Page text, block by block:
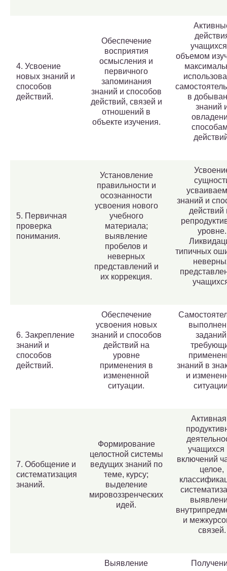
4. Усвоение
новых знаний и
способов
действий.
Обеспечение
восприятия
осмысления и
первичного
запоминания
знаний и способов
действий, связей и
отношений в
объекте изучения.
объемом
в
знаний
5. Первичная
проверка
понимания.
Установление
правильности и
осознанности
усвоения нового
учебного
материала;
выявление
пробелов и
неверных
представлений и
их коррекция.
знаний и
действий
уровне.
типичных
6. Закрепление
знаний и
способов
действий.
Обеспечение
усвоения новых
знаний и способов
действий на
уровне
применения в
измененной
ситуации.
знаний в
и
7. Обобщение и
систематизация
знаний.
Формирование
целостной системы
ведущих знаний по
теме, курсу;
выделение
мировоззренческих
идей.
учащихся
включений
целое,
и
связей.
Выявление